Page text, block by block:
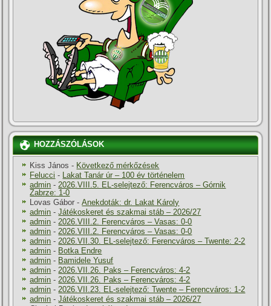
HOZZÁSZÓLÁSOK
Kiss János - Következő mérkőzések
Felucci - Lakat Tanár úr – 100 év történelem
admin -2026.VIII.5. EL-selejtező: Ferencváros – Górnik
Zabrze: 1-0
Lovas Gábor -Anekdoták: dr. Lakat Károly
admin -Játékoskeret és szakmai stáb – 2026/27
admin -2026.VIII.2. Ferencváros – Vasas: 0-0
admin -2026.VIII.2. Ferencváros – Vasas: 0-0
admin -2026.VII.30. EL-selejtező: Ferencváros – Twente: 2-2
admin - Botka Endre
admin - Bamidele Yusuf
admin -2026.VII.26. Paks – Ferencváros: 4-2
admin -2026.VII.26. Paks – Ferencváros: 4-2
admin -2026.VII.23. EL-selejtező: Twente – Ferencváros: 1-2
admin -Játékoskeret és szakmai stáb – 2026/27